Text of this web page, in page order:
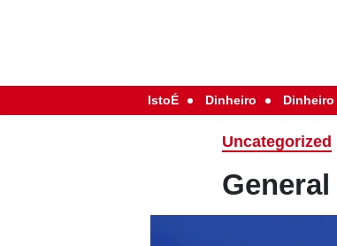
IstoÉ Dinheiro Dinheiro
Uncategorized